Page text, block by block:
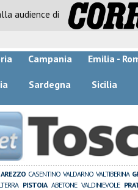
audience di
Campania Emilia -
Sardegna Sicilia
AREZZO CASENTINO VALDARNO VALTIBERINA
PISTOIA ABETONE VALDINIEVOLE